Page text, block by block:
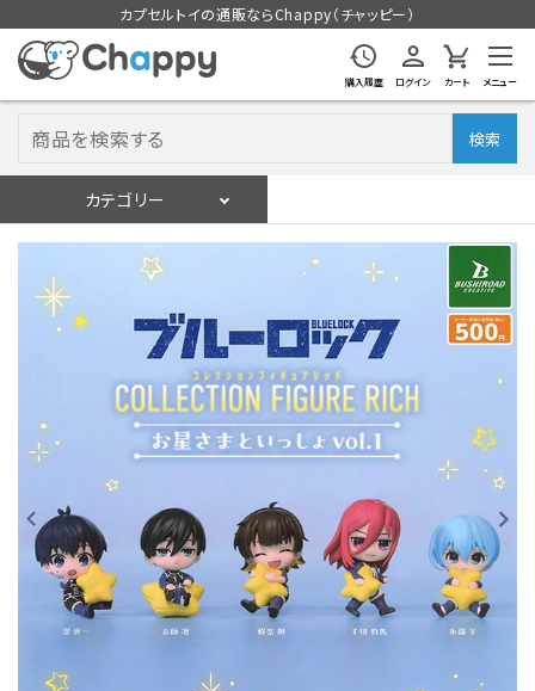
カプセルトイの通販ならChappy（チャッピー）
購入履歴 ログイン カート メニュー
検索
カテゴリー
ログイン 会員登録
入荷スケジュールをチェック
カプセルトイマシン本体
カプセルトイ
販促用空カプセル
レンタル
景品・玩具・文具